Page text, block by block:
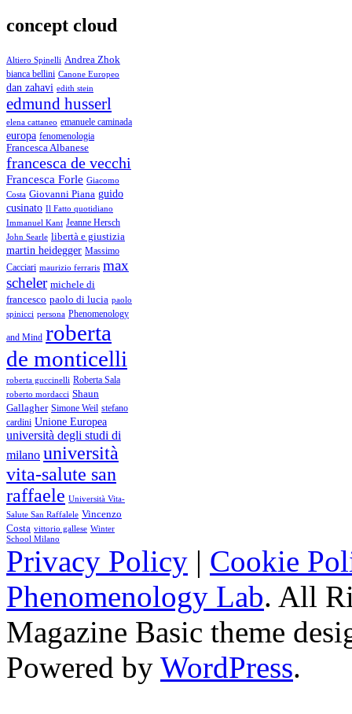
concept cloud
Altiero Spinelli Andrea Zhok
bianca bellini Canone Europeo
dan zahavi edith stein
edmund husserl
elena cattaneo emanuele caminada
europa fenomenologia
Francesca Albanese
francesca de vecchi
Francesca Forle Giacomo
Costa Giovanni Piana guido
cusinato Il Fatto quotidiano
Immanuel Kant Jeanne Hersch
John Searle libertà e giustizia
martin heidegger Massimo
Cacciari maurizio ferraris max
scheler michele di
francesco paolo di lucia paolo
spinicci persona Phenomenology
and Mind roberta
de monticelli
roberta guccinelli Roberta Sala
roberto mordacci Shaun
Gallagher Simone Weil stefano
cardini Unione Europea
università degli studi di
milano università
vita-salute san
raffaele Università Vita-
Salute San Raffalele Vincenzo
Costa vittorio gallese Winter
School Milano
Privacy Policy | Cookie
Phenomenology Lab. All
Magazine Basic theme
Powered by WordPress.